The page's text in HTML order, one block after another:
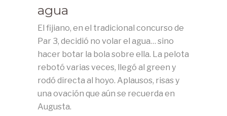
agua
El fijiano, en el tradicional concurso de
Par 3, decidió no volar el agua… sino
hacer botar la bola sobre ella. La pelota
rebotó varias veces, llegó al green y
rodó directa al hoyo. Aplausos, risas y
una ovación que aún se recuerda en
Augusta.